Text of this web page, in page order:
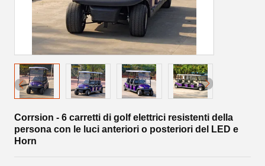
Corrsion - 6 carretti di golf elettrici resistenti della
persona con le luci anteriori o posteriori del LED e
Horn